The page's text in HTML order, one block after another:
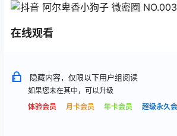
在线观看
隐藏内容，仅限以下用户组阅读
如果您未在其中，可以升级
体验会员
月卡会员 年卡会员 超级永久